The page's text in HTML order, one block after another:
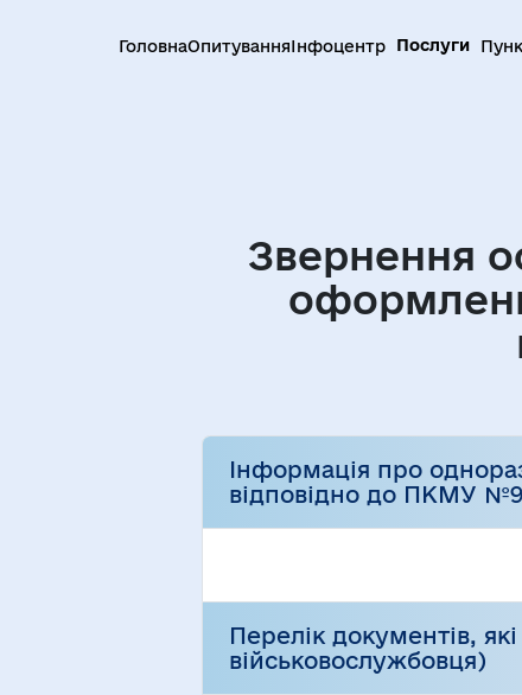
ГоловнаОпитуванняІнфоцентр Послуги
Звернення
Інформація про
відповідно до ПКМУ
Перелік документів,
військовослужбовця)